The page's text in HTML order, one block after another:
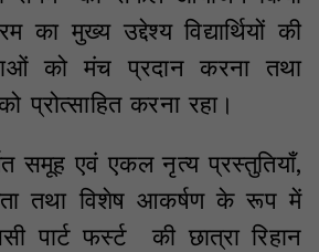
का मुख्य उद्देश्य विद्यार्थियों की
को मंच प्रदान करना तथा
प्रोत्साहित करना रहा।
समूह एवं एकल नृत्य प्रस्तुतियाँ,
तथा विशेष आकर्षण के रूप में
पार्ट फर्स्ट की छात्रा रिहान